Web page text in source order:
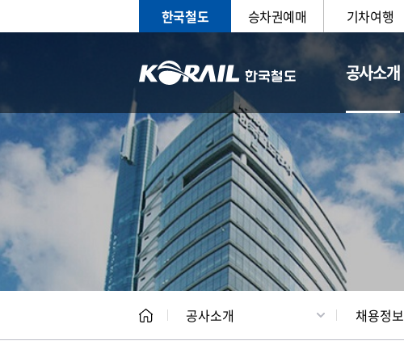
한국철도 승차권예매 기차여행
공사소개
CEO 일반현황
공사소개 채용정보